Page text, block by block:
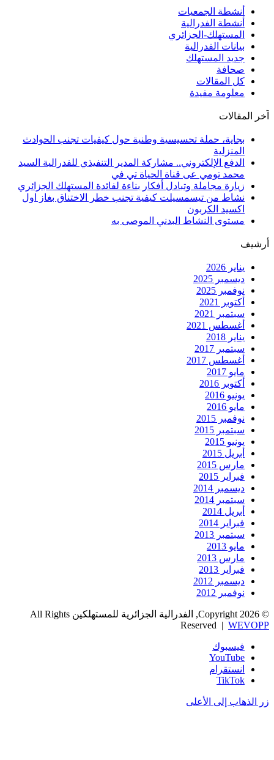
أنشطة الجمعيات
أنشطة الفدرالية
المستهلك-الجزائري
بيانات الفدرالية
جديد المستهلك
صحافة
كل المقالات
معلومة مفيدة
آخر المقالات
بجاية، حملة تحسيسية وطنية حول كيفيات تجنب الحوادث
المنزلية
الدفع الإلكتروني.. مشاركة المدير التنفيذي للفدرالية السيد
محمد تومي عى قناة الحياة تي في
زيارة مجاملة وتبادل أفكار بناءة لفائدة المستهلك الجزائري
نشاط من تيسمسيلت كيفية تجنب خطر الاختناق بغاز اول
اكسيد الكربون
مستوى النشاط البدني الموصى به
أرشيف
يناير 2026
ديسمبر 2025
نوفمبر 2025
أكتوبر 2021
سبتمبر 2021
أغسطس 2021
يناير 2018
سبتمبر 2017
أغسطس 2017
مايو 2017
أكتوبر 2016
يونيو 2016
مايو 2016
نوفمبر 2015
سبتمبر 2015
يونيو 2015
أبريل 2015
مارس 2015
فبراير 2015
ديسمبر 2014
سبتمبر 2014
أبريل 2014
فبراير 2014
سبتمبر 2013
مايو 2013
مارس 2013
فبراير 2013
ديسمبر 2012
نوفمبر 2012
© Copyright 2026, الفدرالية الجزائرية للمستهلكين All Rights
Reserved | WEVOPP
فيسبوك
‫YouTube
انستقرام
‫TikTok
زر الذهاب إلى الأعلى